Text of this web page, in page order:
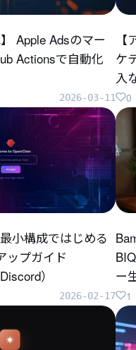
Apple Adsのマー
Actionsで自動化
2026-03-11
ケ
入
0
小構成ではじめる
ップガイド
）
2026-02-17
ー
1